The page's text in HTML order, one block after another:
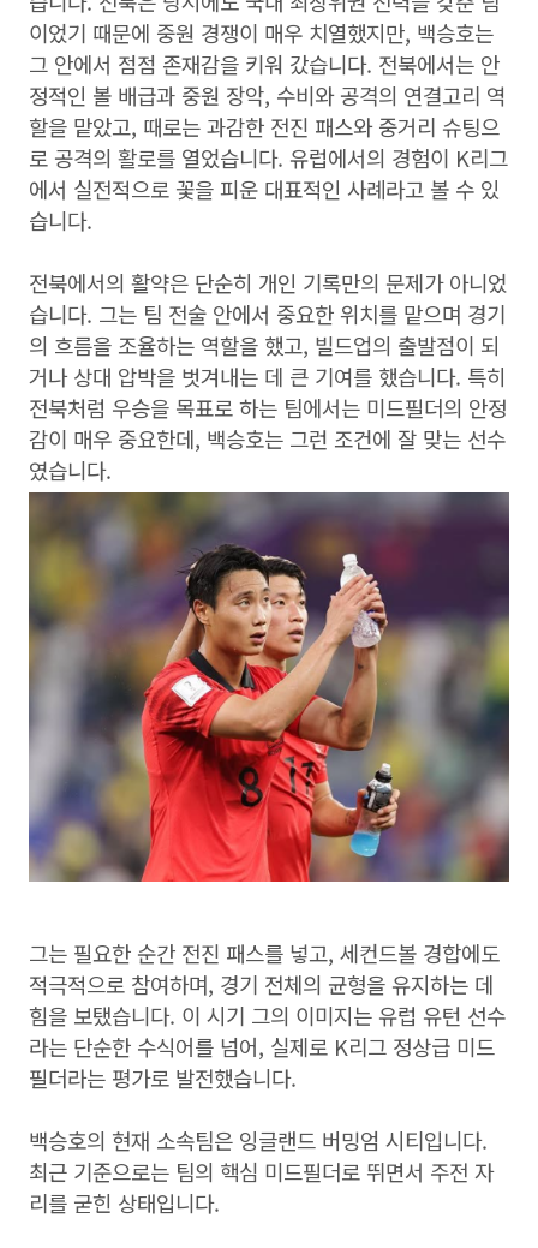
이었기 때문에 중원 경쟁이 매우 치열했지만, 백승호는
그 안에서 점점 존재감을 키워 갔습니다. 전북에서는 안
정적인 볼 배급과 중원 장악, 수비와 공격의 연결고리 역
할을 맡았고, 때로는 과감한 전진 패스와 중거리 슈팅으
로 공격의 활로를 열었습니다. 유럽에서의 경험이 K리그
에서 실전적으로 꽃을 피운 대표적인 사례라고 볼 수 있
습니다.
전북에서의 활약은 단순히 개인 기록만의 문제가 아니었
습니다. 그는 팀 전술 안에서 중요한 위치를 맡으며 경기
의 흐름을 조율하는 역할을 했고, 빌드업의 출발점이 되
거나 상대 압박을 벗겨내는 데 큰 기여를 했습니다. 특히
전북처럼 우승을 목표로 하는 팀에서는 미드필더의 안정
감이 매우 중요한데, 백승호는 그런 조건에 잘 맞는 선수
였습니다.
그는 필요한 순간 전진 패스를 넣고, 세컨드볼 경합에도
적극적으로 참여하며, 경기 전체의 균형을 유지하는 데
힘을 보탰습니다. 이 시기 그의 이미지는 유럽 유턴 선수
라는 단순한 수식어를 넘어, 실제로 K리그 정상급 미드
필더라는 평가로 발전했습니다.
백승호의 현재 소속팀은 잉글랜드 버밍엄 시티입니다.
최근 기준으로는 팀의 핵심 미드필더로 뛰면서 주전 자
리를 굳힌 상태입니다.